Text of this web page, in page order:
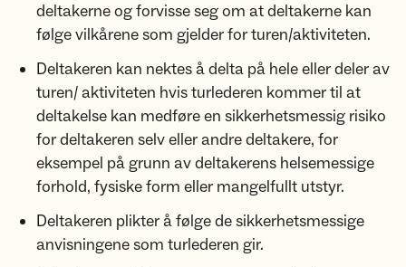
deltakerne og forvisse seg om at deltakerne kan
følge vilkårene som gjelder for turen/aktiviteten.
Deltakeren kan nektes å delta på hele eller deler av
turen/ aktiviteten hvis turlederen kommer til at
deltakelse kan medføre en sikkerhetsmessig risiko
for deltakeren selv eller andre deltakere, for
eksempel på grunn av deltakerens helsemessige
forhold, fysiske form eller mangelfullt utstyr.
Deltakeren plikter å følge de sikkerhetsmessige
anvisningene som turlederen gir.